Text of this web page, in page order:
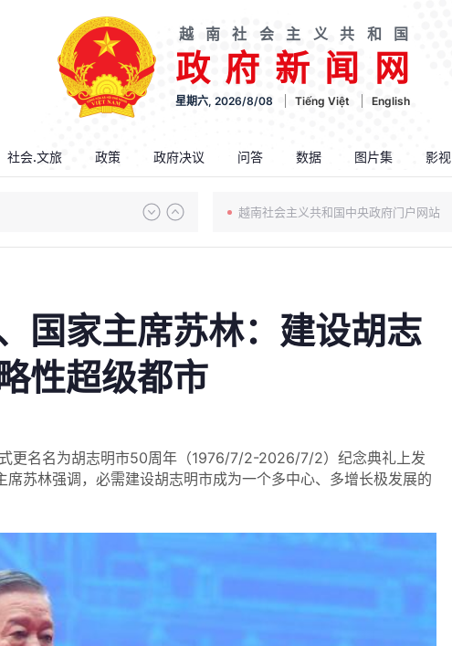
越南社会主义共和国
政府新闻网
星期六, 2026/8/08 Tiếng Việt English
社会.文旅 政策 政府决议 问答 数据 图片集 影视
越南社会主义共和国中央政府门户网站
国家主席苏林：建设胡志
性超级都市
更名名为胡志明市50周年（1976/7/2-2026/7/2）纪念典礼上发
苏林强调，必需建设胡志明市成为一个多中心、多增长极发展的